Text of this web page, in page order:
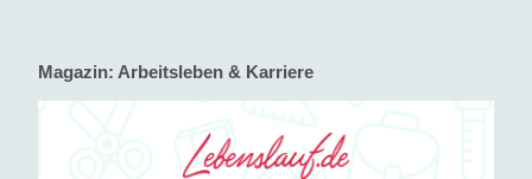
Magazin: Arbeitsleben & Karriere